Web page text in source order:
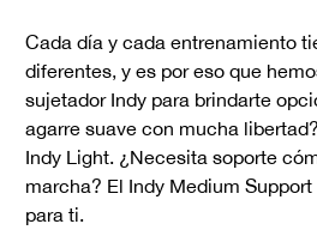
Cada día y cada entrenamiento
diferentes, y es por eso que
sujetador Indy para brindarte
agarre suave con mucha
Indy Light. ¿Necesita soporte
marcha? El Indy Medium
para ti.